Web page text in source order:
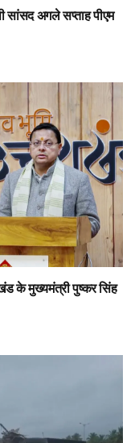
सांसद अगले सप्ताह पीएम
के मुख्यमंत्री पुष्कर सिंह